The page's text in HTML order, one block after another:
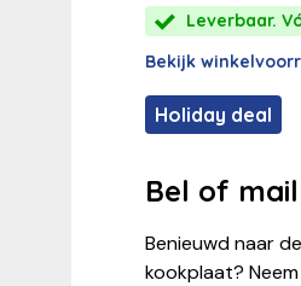
Leverbaar.
Bekijk
Holiday deal
Bel of
Benieuwd naar
kookplaat?